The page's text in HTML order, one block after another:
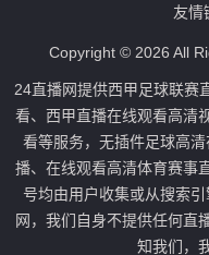
友情
Copyright © 2026 All
24直播网提供西甲足球联赛
看、西甲直播在线观看高清
看等服务，无插件足球高
播、在线观看高清体育赛事
号均由用户收集或从搜索
网，我们自身不提供任何直
知我们，